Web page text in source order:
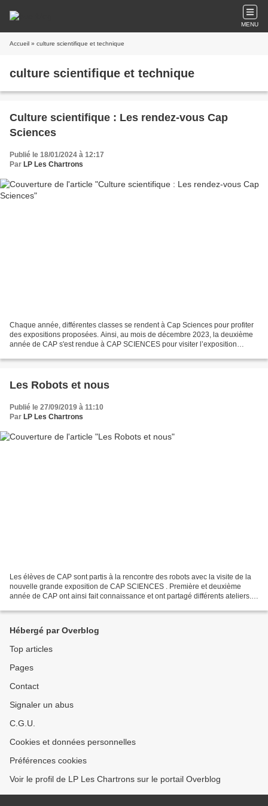
MENU
Accueil » culture scientifique et technique
culture scientifique et technique
Culture scientifique : Les rendez-vous Cap
Sciences
Publié le 18/01/2024 à 12:17
Par LP Les Chartrons
Chaque année, différentes classes se rendent à Cap Sciences pour profiter
des expositions proposées. Ainsi, au mois de décembre 2023, la deuxième
année de CAP s'est rendue à CAP SCIENCES pour visiter l’exposition
Les Robots et nous
Publié le 27/09/2019 à 11:10
Par LP Les Chartrons
Les élèves de CAP sont partis à la rencontre des robots avec la visite de la
nouvelle grande exposition de CAP SCIENCES . Première et deuxième
année de CAP ont ainsi fait connaissance et ont partagé différents ateliers.
Hébergé par Overblog
Top articles
Pages
Contact
Signaler un abus
C.G.U.
Cookies et données personnelles
Préférences cookies
Voir le profil de LP Les Chartrons sur le portail Overblog